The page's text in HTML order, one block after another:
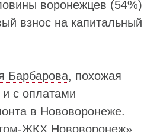
воронежцев (54%)
взнос на капитальный
Барбарова, похожая
и с оплатами
в Нововоронеже.
ЖКХ.Нововоронеж»